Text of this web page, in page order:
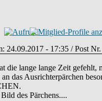
24.09.2017 - 17:35 / Post
die lange lange Zeit
das Ausrichterpärchen
des Pärchens....